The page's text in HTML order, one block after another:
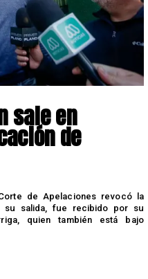
sale en
de
de Apelaciones revocó la
su salida, fue recibido por su
quien también está bajo